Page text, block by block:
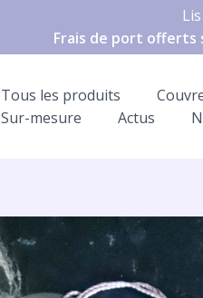
Frais de port offerts
Tous les produits
Sur-mesure
Actus